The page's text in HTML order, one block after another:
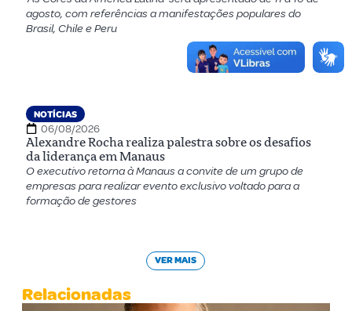
agosto, com referências a manifestações populares do
Brasil, Chile e Peru
NOTÍCIAS
06/08/2026
Alexandre Rocha realiza palestra sobre os desafios
da liderança em Manaus
O executivo retorna à Manaus a convite de um grupo de
empresas para realizar evento exclusivo voltado para a
formação de gestores
VER MAIS
Relacionadas